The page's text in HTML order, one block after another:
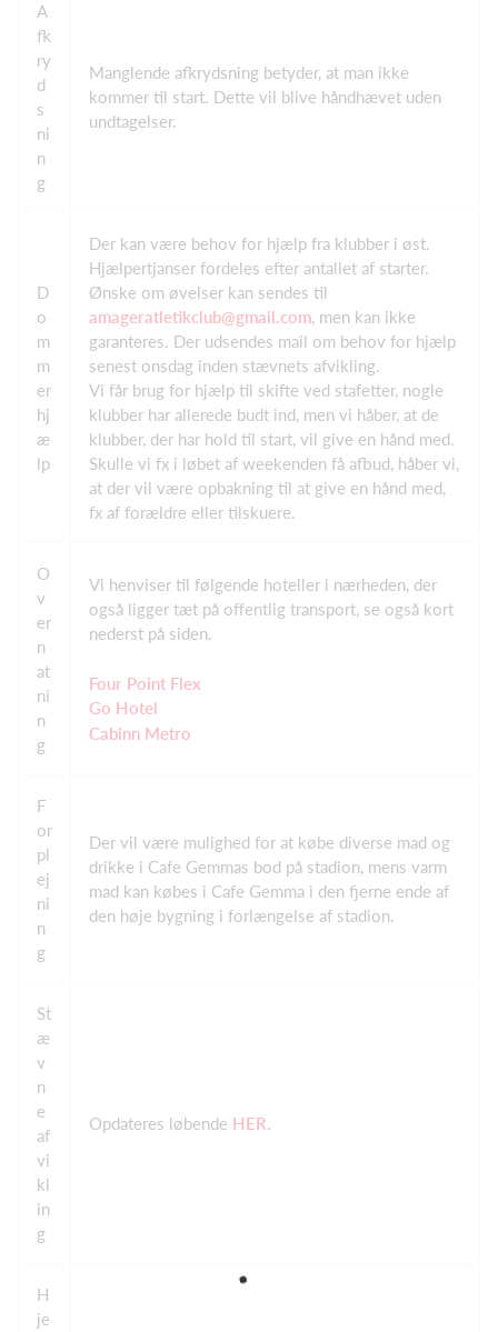
A
fk
ry
d
s
ni
n
g
Manglende afkrydsning betyder, at man ikke
kommer til start. Dette vil blive håndhævet uden
undtagelser.
D
o
m
m
er
hj
æ
lp
Der kan være behov for hjælp fra klubber i øst.
Hjælpertjanser fordeles efter antallet af starter.
Ønske om øvelser kan sendes til
amageratletikclub@gmail.com, men kan ikke
garanteres. Der udsendes mail om behov for hjælp
senest onsdag inden stævnets afvikling.
Vi får brug for hjælp til skifte ved stafetter, nogle
klubber har allerede budt ind, men vi håber, at de
klubber, der har hold til start, vil give en hånd med.
Skulle vi fx i løbet af weekenden få afbud, håber vi,
at der vil være opbakning til at give en hånd med,
fx af forældre eller tilskuere.
O
v
er
n
at
ni
n
g
Vi henviser til følgende hoteller i nærheden, der
også ligger tæt på offentlig transport, se også kort
nederst på siden.
Four Point Flex
Go Hotel
Cabinn Metro
F
or
pl
ej
ni
n
g
Der vil være mulighed for at købe diverse mad og
drikke i Cafe Gemmas bod på stadion, mens varm
mad kan købes i Cafe Gemma i den fjerne ende af
den høje bygning i forlængelse af stadion.
St
æ
v
n
e
af
vi
kl
in
g
Opdateres løbende HER.
H
je